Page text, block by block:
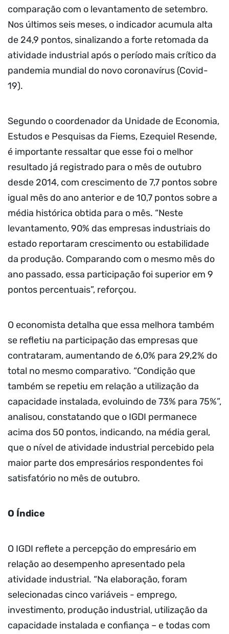
comparação com o levantamento de setembro.
Nos últimos seis meses, o indicador acumula alta
de 24,9 pontos, sinalizando a forte retomada da
atividade industrial após o período mais crítico da
pandemia mundial do novo coronavírus (Covid-
19).
Segundo o coordenador da Unidade de Economia,
Estudos e Pesquisas da Fiems, Ezequiel Resende,
é importante ressaltar que esse foi o melhor
resultado já registrado para o mês de outubro
desde 2014, com crescimento de 7,7 pontos sobre
igual mês do ano anterior e de 10,7 pontos sobre a
média histórica obtida para o mês. “Neste
levantamento, 90% das empresas industriais do
estado reportaram crescimento ou estabilidade
da produção. Comparando com o mesmo mês do
ano passado, essa participação foi superior em 9
pontos percentuais”, reforçou.
O economista detalha que essa melhora também
se refletiu na participação das empresas que
contrataram, aumentando de 6,0% para 29,2% do
total no mesmo comparativo. “Condição que
também se repetiu em relação a utilização da
capacidade instalada, evoluindo de 73% para 75%”,
analisou, constatando que o IGDI permanece
acima dos 50 pontos, indicando, na média geral,
que o nível de atividade industrial percebido pela
maior parte dos empresários respondentes foi
satisfatório no mês de outubro.
O Índice
O IGDI reflete a percepção do empresário em
relação ao desempenho apresentado pela
atividade industrial. “Na elaboração, foram
selecionadas cinco variáveis - emprego,
investimento, produção industrial, utilização da
capacidade instalada e confiança – e todas com